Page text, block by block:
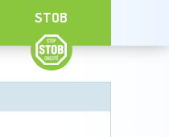
STOB